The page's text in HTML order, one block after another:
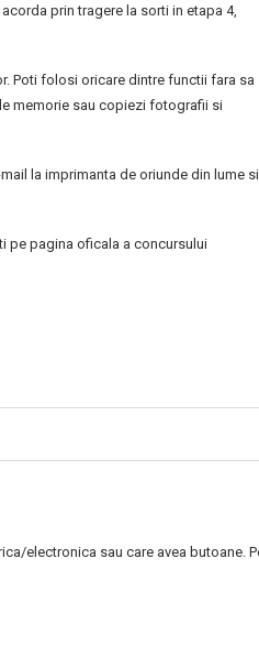
acorda prin tragere la sorti in etapa 4,
Poti folosi oricare dintre functii fara sa
memorie sau copiezi fotografii si
la imprimanta de oriunde din lume si
pe pagina oficala a concursului
electronica sau care avea butoane.